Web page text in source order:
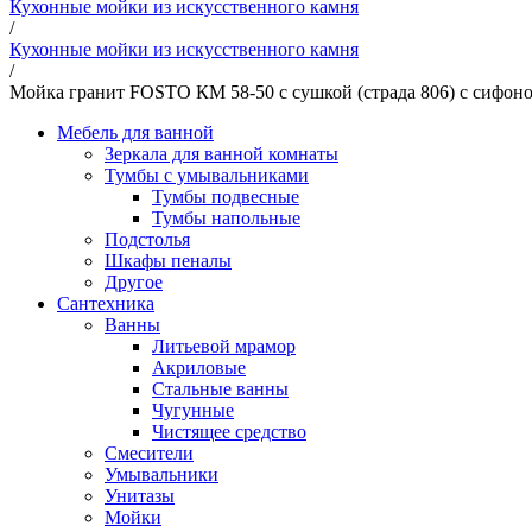
Кухонные мойки из искусственного камня
/
Кухонные мойки из искусственного камня
/
Мойка гранит FOSTO КМ 58-50 с сушкой (страда 806) с
Мебель для ванной
Зеркала для ванной комнаты
Тумбы с умывальниками
Тумбы подвесные
Тумбы напольные
Подстолья
Шкафы пеналы
Другое
Сантехника
Ванны
Литьевой мрамор
Акриловые
Стальные ванны
Чугунные
Чистящее средство
Смесители
Умывальники
Унитазы
Мойки